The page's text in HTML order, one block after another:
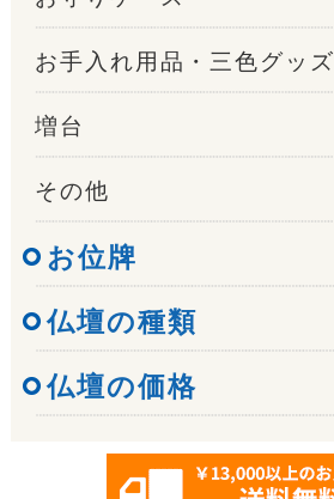
お手入れ用品・三色グッズ
増台
その他
お位牌
仏壇の種類
仏壇の価格